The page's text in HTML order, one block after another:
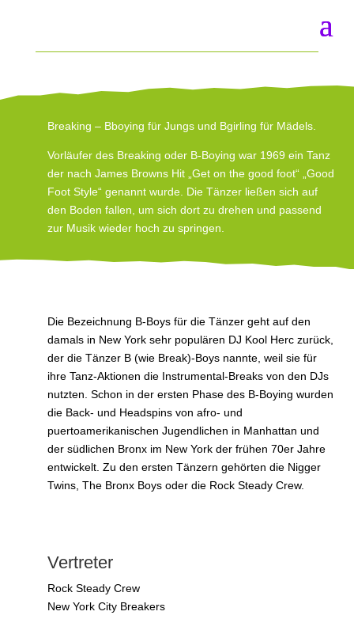
Breaking – Bboying für Jungs und Bgirling für Mädels.
Vorläufer des Breaking oder B-Boying war 1969 ein Tanz
der nach James Browns Hit „Get on the good foot“ „Good
Foot Style“ genannt wurde. Die Tänzer ließen sich auf
den Boden fallen, um sich dort zu drehen und passend
zur Musik wieder hoch zu springen.
Die Bezeichnung B-Boys für die Tänzer geht auf den
damals in New York sehr populären DJ Kool Herc zurück,
der die Tänzer B (wie Break)-Boys nannte, weil sie für
ihre Tanz-Aktionen die Instrumental-Breaks von den DJs
nutzten. Schon in der ersten Phase des B-Boying wurden
die Back- und Headspins von afro- und
puertoamerikanischen Jugendlichen in Manhattan und
der südlichen Bronx im New York der frühen 70er Jahre
entwickelt. Zu den ersten Tänzern gehörten die Nigger
Twins, The Bronx Boys oder die Rock Steady Crew.
Vertreter
Rock Steady Crew
New York City Breakers